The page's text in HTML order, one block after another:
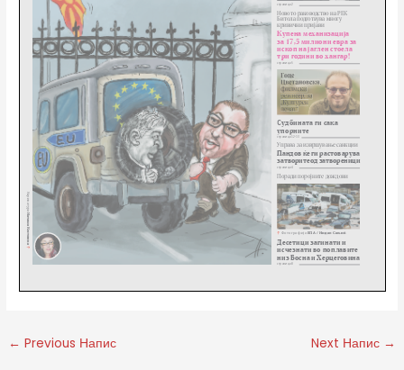
← Previous Напис Next Напис →